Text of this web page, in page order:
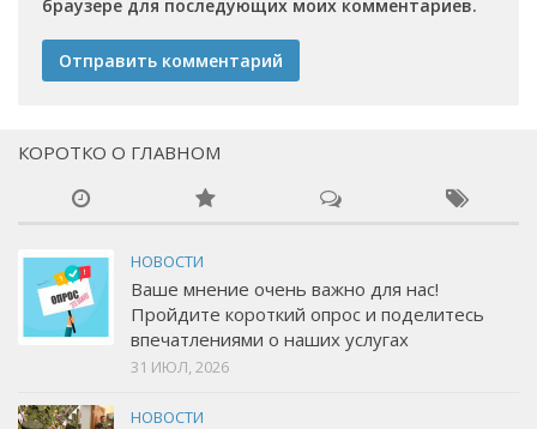
браузере для последующих моих комментариев.
КОРОТКО О ГЛАВНОМ
НОВОСТИ
Ваше мнение очень важно для нас!
Пройдите короткий опрос и поделитесь
впечатлениями о наших услугах
31 ИЮЛ, 2026
НОВОСТИ